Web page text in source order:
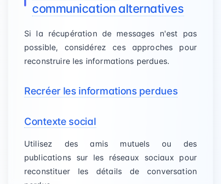
communication alternatives
Si la récupération de messages n'est pas
possible, considérez ces approches pour
reconstruire les informations perdues.
Recréer les informations perdues
Contexte social
Utilisez des amis mutuels ou des
publications sur les réseaux sociaux pour
reconstituer les détails de conversation